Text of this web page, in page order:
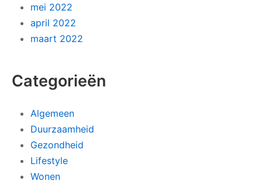
mei 2022
april 2022
maart 2022
Categorieën
Algemeen
Duurzaamheid
Gezondheid
Lifestyle
Wonen